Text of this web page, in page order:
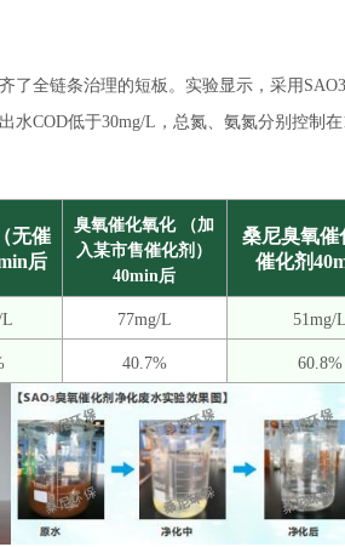
了全链条治理的短板。实验显示，采用
水COD低于30mg/L，总氮、氨氮分别控制
无催
后
臭氧催化氧化
（加
入某市售催化剂）
40min后
桑尼臭氧催
催化剂
L 77mg/L 51mg/L
40.7% 60.8%